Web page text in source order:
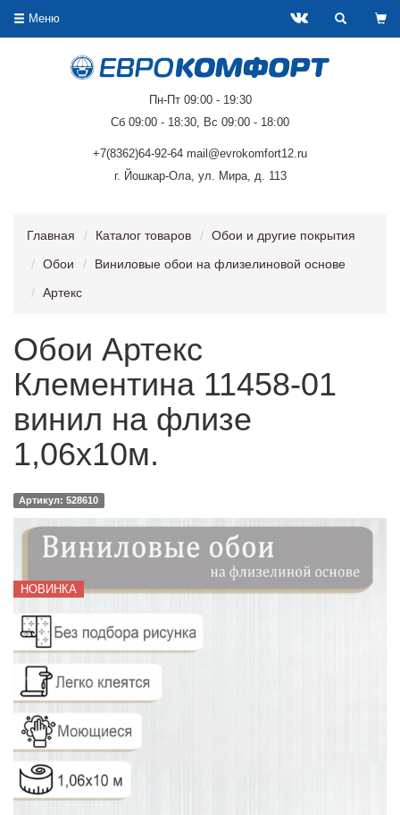
Меню
Пн-Пт 09:00 - 19:30
Сб 09:00 - 18:30, Вс 09:00 - 18:00
+7(8362)64-92-64 mail@evrokomfort12.ru
г. Йошкар-Ола, ул. Мира, д. 113
Главная Каталог товаров
Обои и другие покрытия
Обои
Виниловые обои на флизелиновой основе
Артекс
Обои Артекс
Клементина 11458-01
винил на флизе
1,06х10м.
Артикул: 528610
НОВИНКА